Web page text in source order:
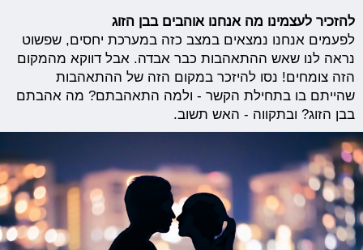
להזכיר לעצמינו מה אנחנו אוהבים בבן הזוג
לפעמים אנחנו נמצאים במצב כזה במערכת יחסים, שפשוט
נראה לנו שאש ההתאהבות כבר אבדה. אבל דווקא מהמקום
הזה צומחים! נסו להיזכר במקום הזה של ההתאהבות
שהייתם בו בתחילת הקשר - ולמה התאהבתם? מה אהבתם
בבן הזוג? ובתקווה - האש תשוב.